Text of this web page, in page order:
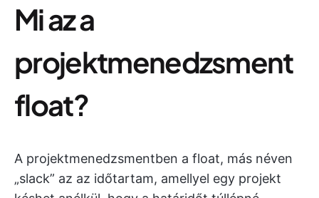
Mi az a
projektmenedzsment
float?
A projektmenedzsmentben a float, más néven
„slack” az az időtartam, amellyel egy projekt